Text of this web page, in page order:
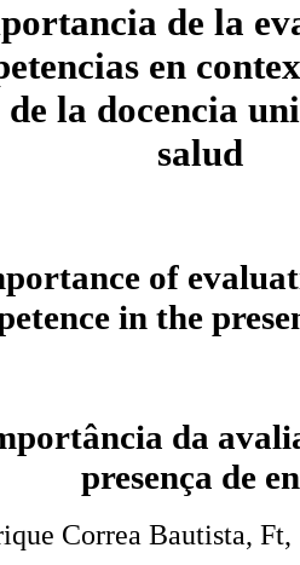
de la
en
la docencia
salud
of
in the
da
presença de
Correa Bautista, Ft,